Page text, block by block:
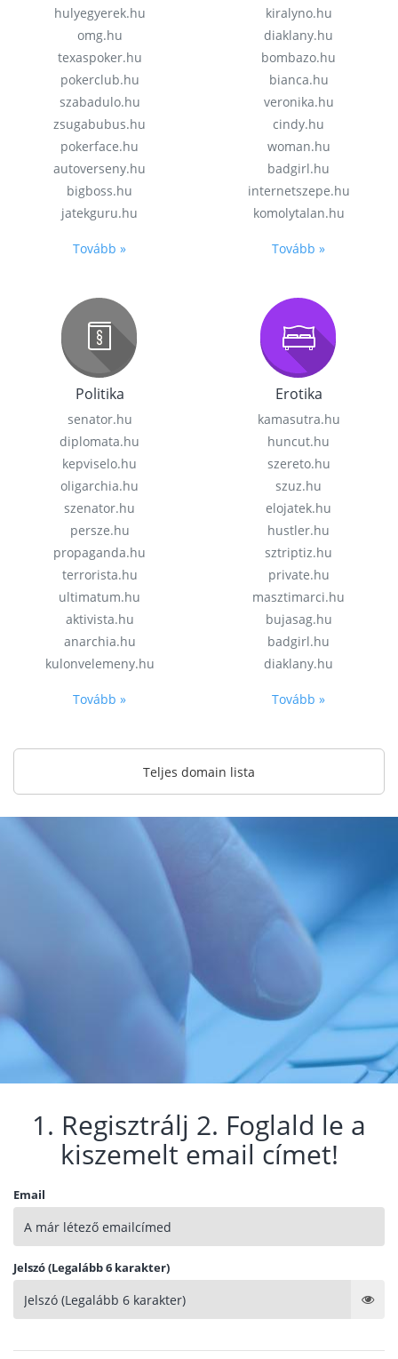
hulyegyerek.hu
omg.hu
texaspoker.hu
pokerclub.hu
szabadulo.hu
zsugabubus.hu
pokerface.hu
autoverseny.hu
bigboss.hu
jatekguru.hu
Tovább »
kiralyno.hu
diaklany.hu
bombazo.hu
bianca.hu
veronika.hu
cindy.hu
woman.hu
badgirl.hu
internetszepe.hu
komolytalan.hu
Tovább »
Politika
senator.hu
diplomata.hu
kepviselo.hu
oligarchia.hu
szenator.hu
persze.hu
propaganda.hu
terrorista.hu
ultimatum.hu
aktivista.hu
anarchia.hu
kulonvelemeny.hu
Tovább »
Erotika
kamasutra.hu
huncut.hu
szereto.hu
szuz.hu
elojatek.hu
hustler.hu
sztriptiz.hu
private.hu
masztimarci.hu
bujasag.hu
badgirl.hu
diaklany.hu
Tovább »
Teljes domain lista
1. Regisztrálj 2. Foglald le a
kiszemelt email címet!
Email
Jelszó (Legalább 6 karakter)